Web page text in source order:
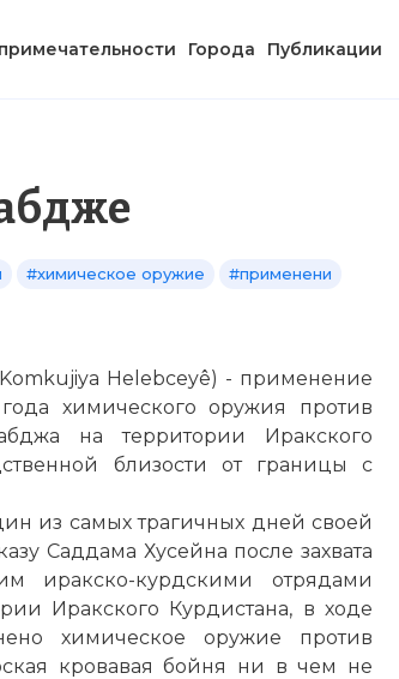
Города Публикации
#химическое оружие
#применени
Helebceyê) - применение
химического оружия против
на территории Иракского
близости от границы с
из самых трагичных дней своей
Саддама Хусейна после захвата
иракско-курдскими отрядами
Иракского Курдистана, в ходе
химическое оружие против
кровавая бойня ни в чем не